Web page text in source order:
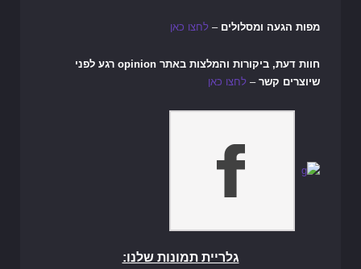
מפות הגעה ומסלולים – לחצו כאן
חוות דעת, ביקורות והמלצות באתר opinion רגע לפני
שיוצרים קשר – לחצו כאן
גלריית תמונות שלנו: